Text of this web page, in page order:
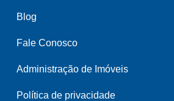
Blog
Fale Conosco
Administração de Imóveis
Política de privacidade